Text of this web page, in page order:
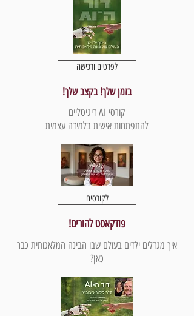
לפרטים ורכישה
בזמן שלך! בקצב שלך!
קורסי AI דיגיטליים
להתפתחות אישית בלמידה עצמית
לקורסים
פודקאסט להורים!
איך מגדלים ילדים בעולם שבו הבינה המלאכותית כבר
כאן?